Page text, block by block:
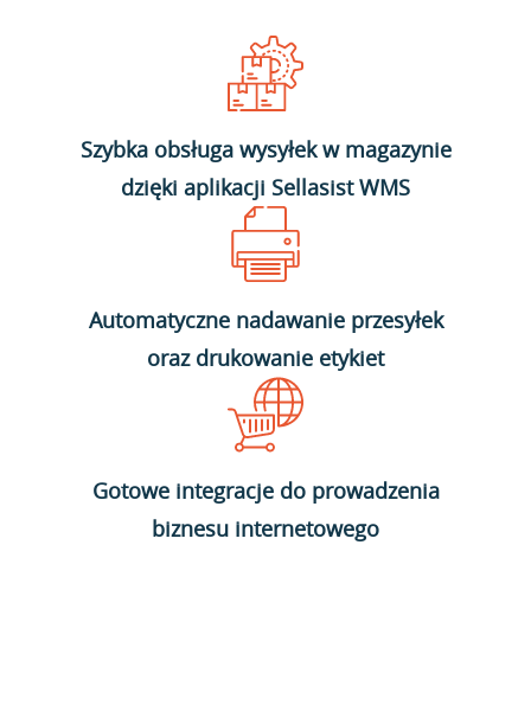
Szybka obsługa wysyłek w magazynie
dzięki aplikacji Sellasist WMS
Automatyczne nadawanie przesyłek
oraz drukowanie etykiet
Gotowe integracje do prowadzenia
biznesu internetowego